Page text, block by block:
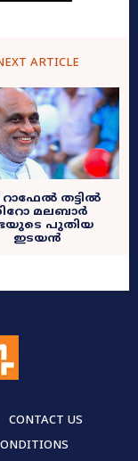
ARTICLE
റാഫേൽ തട്ടിൽ
മലബാർ
പുതിയ
ഇടയൻ
CONTACT US